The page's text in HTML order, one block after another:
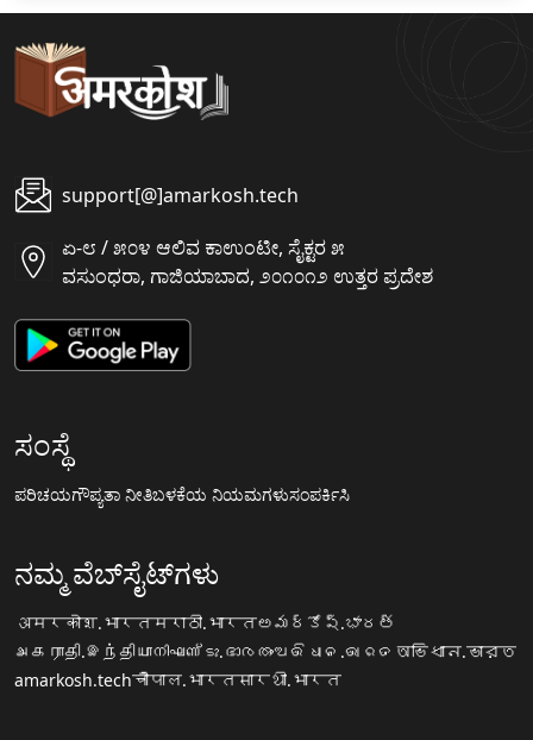
support[@]amarkosh.tech
ಏ-೮ / ೫೦೪ ಆಲಿವ ಕಾಉಂಟೀ, ಸೈಕ್ಟರ ೫
ವಸುಂಧರಾ, ಗಾಜಿಯಾಬಾದ, ೨೦೧೦೧೨ ಉತ್ತರ ಪ್ರದೇಶ
ಸಂಸ್ಥೆ
ಪರಿಚಯಗೌಪ್ಯತಾ ನೀತಿಬಳಕೆಯ ನಿಯಮಗಳುಸಂಪರ್ಕಿಸಿ
ನಮ್ಮ ವೆಬ್‌ಸೈಟ್‌ಗಳು
अमरकोश.भारतमराठी.भारतఅమర్కోష్.భారత్
அகராதி.இந்தியாനിഘണ്ടു.ഭാരതംଅଭିଧାନ.ଭାରତ অভিধান.ভারত
amarkosh.techचौपाल.भारतसारथी.भारत